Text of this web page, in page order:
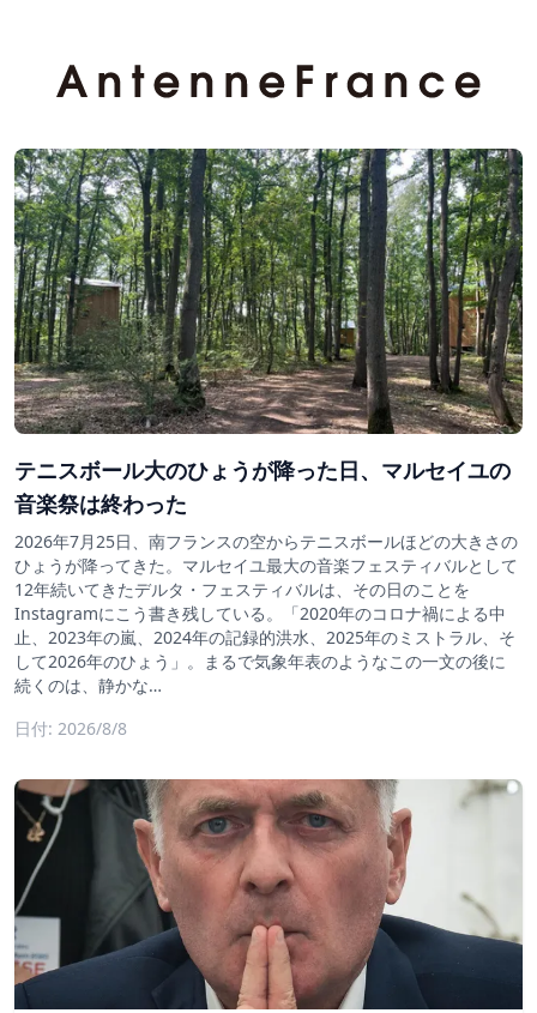
テニスボール大のひょうが降った日、マルセイユの
音楽祭は終わった
2026年7月25日、南フランスの空からテニスボールほどの大きさの
ひょうが降ってきた。マルセイユ最大の音楽フェスティバルとして
12年続いてきたデルタ・フェスティバルは、その日のことを
Instagramにこう書き残している。「2020年のコロナ禍による中
止、2023年の嵐、2024年の記録的洪水、2025年のミストラル、そ
して2026年のひょう」。まるで気象年表のようなこの一文の後に
続くのは、静かな…
日付: 2026/8/8